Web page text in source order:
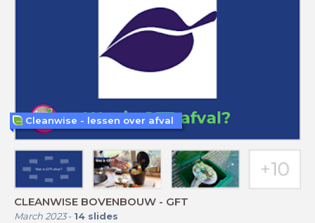
CLEANWISE BOVENBOUW - GFT
March 2023- 14 slides
Cleanwise - lessen over afval